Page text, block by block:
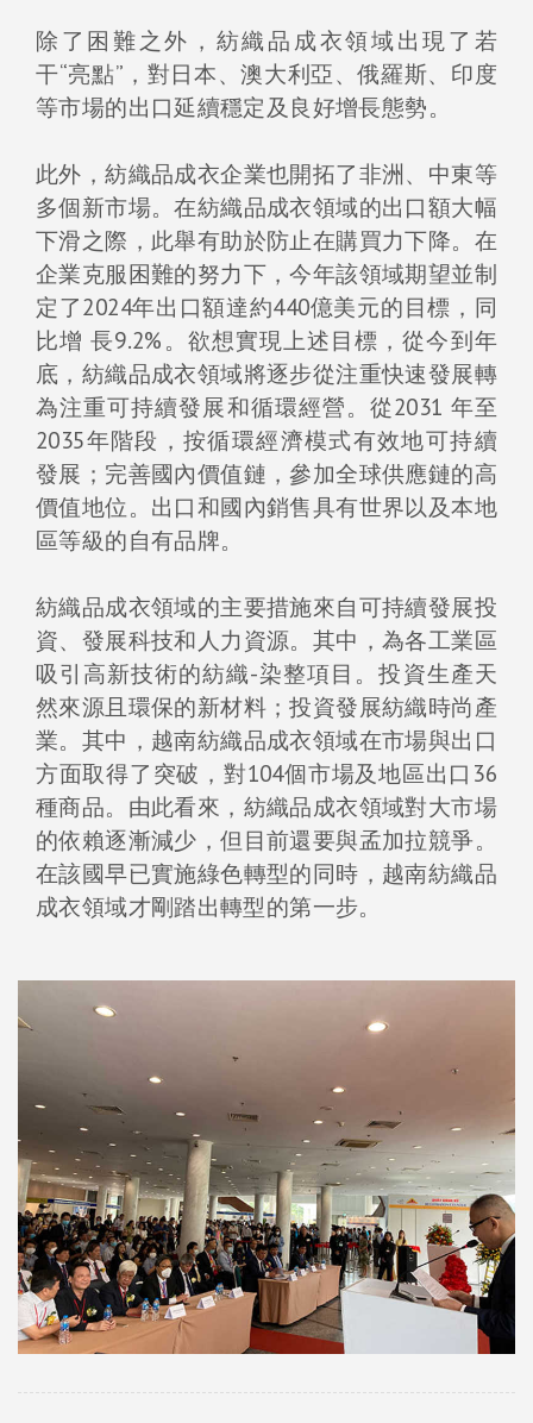
除了困難之外，紡織品成衣領域出現了若
干“亮點”，對日本、澳大利亞、俄羅斯、印度
等市場的出口延續穩定及良好增長態勢。
此外，紡織品成衣企業也開拓了非洲、中東等
多個新市場。在紡織品成衣領域的出口額大幅
下滑之際，此舉有助於防止在購買力下降。在
企業克服困難的努力下，今年該領域期望並制
定了2024年出口額達約440億美元的目標，同
比增 長9.2%。欲想實現上述目標，從今到年
底，紡織品成衣領域將逐步從注重快速發展轉
為注重可持續發展和循環經營。從2031 年至
2035年階段，按循環經濟模式有效地可持續
發展；完善國內價值鏈，參加全球供應鏈的高
價值地位。出口和國內銷售具有世界以及本地
區等級的自有品牌。
紡織品成衣領域的主要措施來自可持續發展投
資、發展科技和人力資源。其中，為各工業區
吸引高新技術的紡織-染整項目。投資生產天
然來源且環保的新材料；投資發展紡織時尚產
業。其中，越南紡織品成衣領域在市場與出口
方面取得了突破，對104個市場及地區出口36
種商品。由此看來，紡織品成衣領域對大市場
的依賴逐漸減少，但目前還要與孟加拉競爭。
在該國早已實施綠色轉型的同時，越南紡織品
成衣領域才剛踏出轉型的第一步。